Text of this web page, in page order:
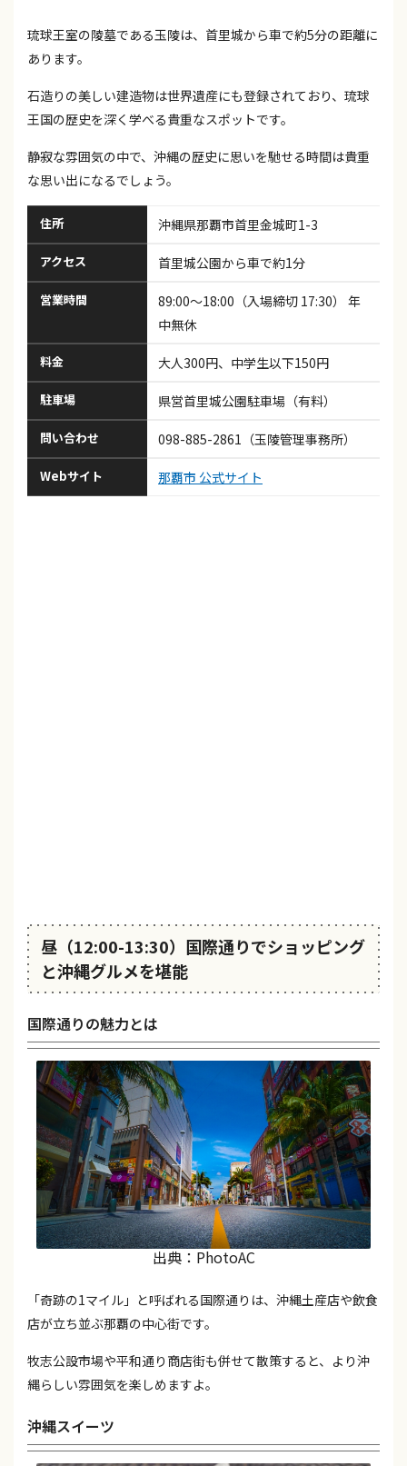
琉球王室の陵墓である玉陵は、首里城から車で約5分の距離に
あります。
石造りの美しい建造物は世界遺産にも登録されており、琉球
王国の歴史を深く学べる貴重なスポットです。
静寂な雰囲気の中で、沖縄の歴史に思いを馳せる時間は貴重
な思い出になるでしょう。
住所 沖縄県那覇市首里金城町1-3
アクセス 首里城公園から車で約1分
営業時間
89:00～18:00（入場締切 17:30） 年
中無休
料金 大人300円、中学生以下150円
駐車場 県営首里城公園駐車場（有料）
問い合わせ 098-885-2861（玉陵管理事務所）
Webサイト 那覇市 公式サイト
昼（12:00-13:30）国際通りでショッピング
と沖縄グルメを堪能
国際通りの魅力とは
出典：PhotoAC
「奇跡の1マイル」と呼ばれる国際通りは、沖縄土産店や飲食
店が立ち並ぶ那覇の中心街です。
牧志公設市場や平和通り商店街も併せて散策すると、より沖
縄らしい雰囲気を楽しめますよ。
沖縄スイーツ